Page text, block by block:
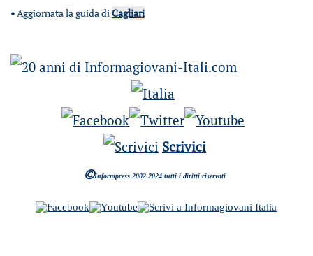
•Aggiornata la guida diCagliari
Scrivici
©Informpress 2002-2024 tutti i diritti riservati